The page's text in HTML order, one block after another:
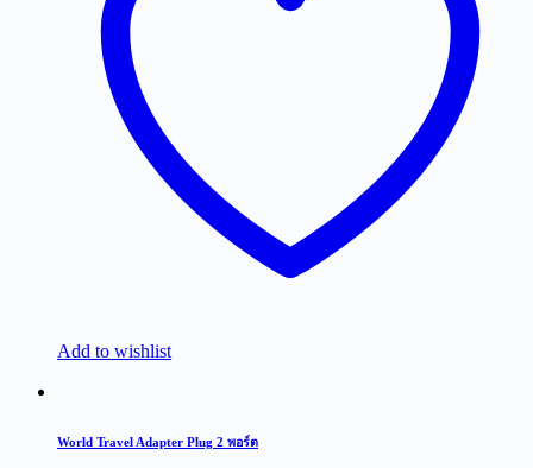
Add to wishlist
World Travel Adapter Plug 2 พอร์ต